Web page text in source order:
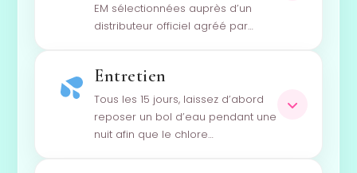
EM sélectionnées auprès d’un
distributeur officiel agréé par…
Entretien
Tous les 15 jours, laissez d’abord
reposer un bol d’eau pendant une
nuit afin que le chlore…